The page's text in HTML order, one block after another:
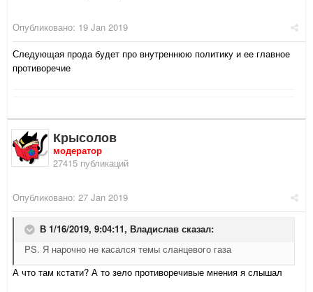
Опубликовано: 19 Jan 2019
Следующая прода будет про внутреннюю политику и ее главное
противоречие
Крысолов
модератор
27415 публикаций
Опубликовано: 27 Jan 2019
В 1/16/2019, 9:04:11, Владислав сказал:
PS. Я нарочно не касался темы сланцевого газа
А что там кстати? А то зело противоречивые мнения я слышал